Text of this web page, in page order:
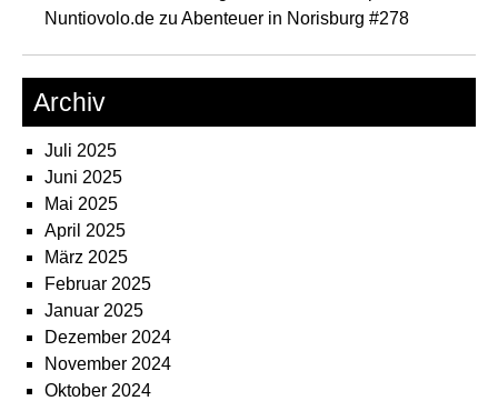
Nuntiovolo.de zu Abenteuer in Norisburg #278
Archiv
Juli 2025
Juni 2025
Mai 2025
April 2025
März 2025
Februar 2025
Januar 2025
Dezember 2024
November 2024
Oktober 2024